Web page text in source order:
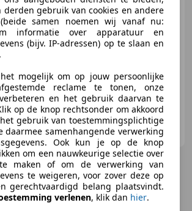
km Benzine
135 kW (184 PK)
derden gebruik van cookies en andere
samen noemen wij vanaf nu:
informatie over apparatuur en
(bijv. IP-adressen) op te slaan en
mogelijk om op jouw persoonlijke
reclame te tonen, onze
en het gebruik daarvan te
op de knop rechtsonder om akkoord
gebruik van toestemmingsplichtige
daarmee samenhangende verwerking
Ook kun je op de knop
om een nauwkeurige selectie over
maken of om de verwerking van
te weigeren, voor zover deze op
gerechtvaardigd belang plaatsvindt.
verlenen, klik dan hier.